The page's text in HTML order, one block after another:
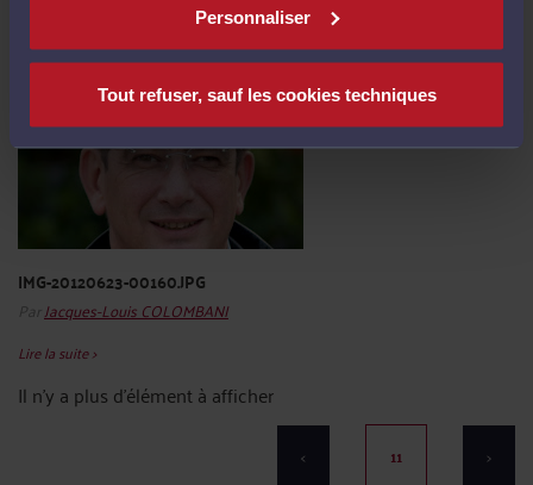
Personnaliser
Tout refuser, sauf les cookies techniques
IMG-20120623-00160.JPG
Par Jacques-Louis COLOMBANI
Lire la suite >
Il n'y a plus d'élément à afficher
< 11 >